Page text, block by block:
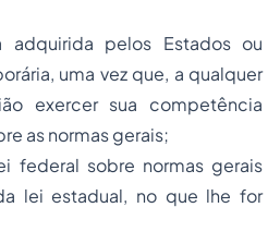
adquirida pelos Estados ou
, uma vez que, a qualquer
exercer sua competência
as normas gerais;
federal sobre normas gerais
lei estadual, no que lhe for